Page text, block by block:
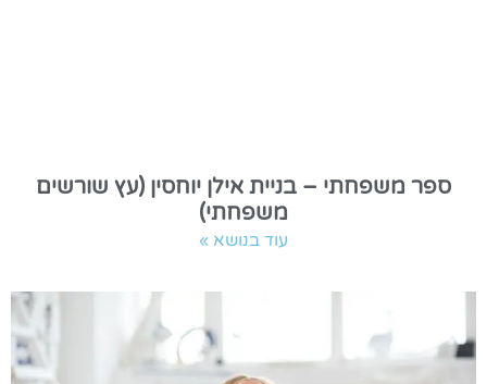
ספר משפחתי – בניית אילן יוחסין (עץ שורשים
משפחתי)
עוד בנושא »